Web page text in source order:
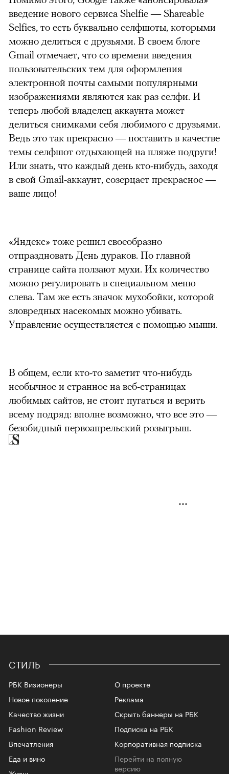
введение нового сервиса Shelfie — Shareable
Selfies, то есть буквально селфшоты, которыми
можно делиться с друзьями. В своем блоге
Gmail отмечает, что со времени введения
пользовательских тем для оформления
электронной почты самыми популярными
изображениями являются как раз селфи. И
теперь любой владелец аккаунта может
делиться снимками себя любимого с друзьями.
Ведь это так прекрасно — поставить в качестве
темы селфшот отдыхающей на пляже подруги!
Или знать, что каждый день кто-нибудь, заходя
в свой Gmail-аккаунт, созерцает прекрасное —
ваше лицо!
«Яндекс» тоже решил своеобразно
отпраздновать День дураков. По главной
странице сайта ползают мухи. Их количество
можно регулировать в специальном меню
слева. Там же есть значок мухобойки, которой
зловредных насекомых можно убивать.
Управление осуществляется с помощью мыши.
В общем, если кто-то заметит что-нибудь
необычное и странное на веб-страницах
любимых сайтов, не стоит пугаться и верить
всему подряд: вполне возможно, что все это —
безобидный первоапрельский розыгрыш.
СТИЛЬ
РБК Визионеры
Новое поколение
Качество жизни
Fashion Review
Впечатления
Еда и вино
О проекте
Реклама
Скрыть баннеры на РБК
Подписка на РБК
Корпоративная подписка
Перейти на полную
версию